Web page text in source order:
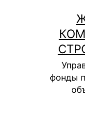
содержимому
фонды